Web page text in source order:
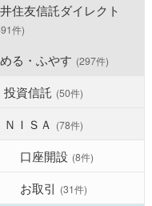
住友信託ダイレクト
件)
る・ふやす (297件)
投資信託 (50件)
ＮＩＳＡ (78件)
口座開設 (8件)
お取引 (31件)